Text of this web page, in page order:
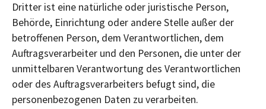
Dritter ist eine natürliche oder juristische Person,
Behörde, Einrichtung oder andere Stelle außer der
betroffenen Person, dem Verantwortlichen, dem
Auftragsverarbeiter und den Personen, die unter der
unmittelbaren Verantwortung des Verantwortlichen
oder des Auftragsverarbeiters befugt sind, die
personenbezogenen Daten zu verarbeiten.